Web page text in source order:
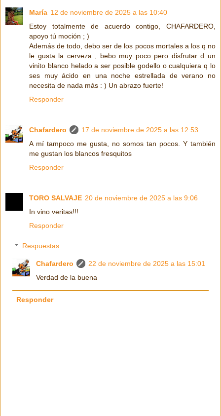
María 12 de noviembre de 2025 a las 10:40
Estoy totalmente de acuerdo contigo, CHAFARDERO,
apoyo tú moción ; )
Además de todo, debo ser de los pocos mortales a los q no
le gusta la cerveza , bebo muy poco pero disfrutar d un
vinito blanco helado a ser posible godello o cualquiera q lo
ses muy ácido en una noche estrellada de verano no
necesita de nada más : ) Un abrazo fuerte!
Responder
Chafardero
17 de noviembre de 2025 a las 12:53
A mí tampoco me gusta, no somos tan pocos. Y también
me gustan los blancos fresquitos
Responder
TORO SALVAJE 20 de noviembre de 2025 a las 9:06
In vino veritas!!!
Responder
Respuestas
Chafardero
22 de noviembre de 2025 a las 15:01
Verdad de la buena
Responder